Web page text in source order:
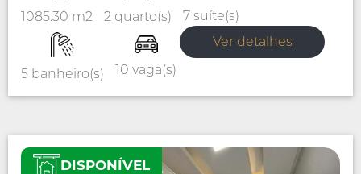
1085.30 m2 2 quarto(s) 7 suíte(s)
5 banheiro(s) 10 vaga(s)
Ver detalhes
DISPONÍVEL